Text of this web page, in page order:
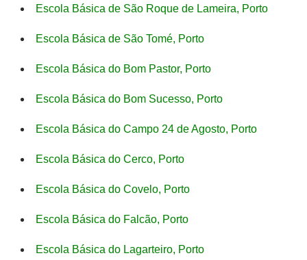
Escola Básica de São Roque de Lameira, Porto
Escola Básica de São Tomé, Porto
Escola Básica do Bom Pastor, Porto
Escola Básica do Bom Sucesso, Porto
Escola Básica do Campo 24 de Agosto, Porto
Escola Básica do Cerco, Porto
Escola Básica do Covelo, Porto
Escola Básica do Falcão, Porto
Escola Básica do Lagarteiro, Porto